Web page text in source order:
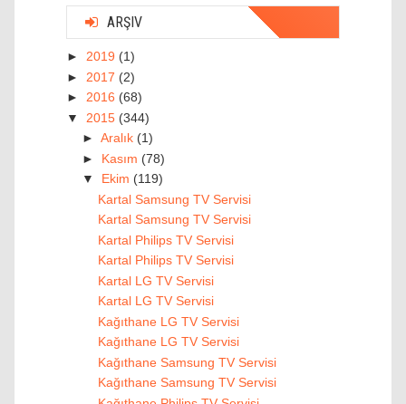
ARŞIV
► 2019 (1)
► 2017 (2)
► 2016 (68)
▼ 2015 (344)
► Aralık (1)
► Kasım (78)
▼ Ekim (119)
Kartal Samsung TV Servisi
Kartal Samsung TV Servisi
Kartal Philips TV Servisi
Kartal Philips TV Servisi
Kartal LG TV Servisi
Kartal LG TV Servisi
Kağıthane LG TV Servisi
Kağıthane LG TV Servisi
Kağıthane Samsung TV Servisi
Kağıthane Samsung TV Servisi